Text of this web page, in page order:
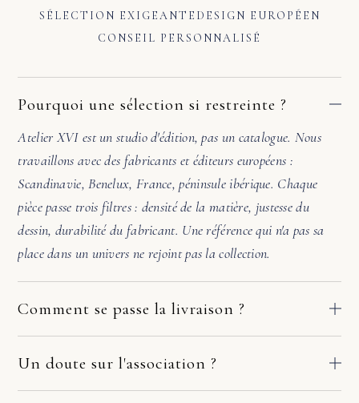
SÉLECTION EXIGEANTE DESIGN EUROPÉEN
CONSEIL PERSONNALISÉ
Pourquoi une sélection si restreinte ?
Atelier XVI est un studio d'édition, pas un catalogue. Nous
travaillons avec des fabricants et éditeurs européens :
Scandinavie, Benelux, France, péninsule ibérique. Chaque
pièce passe trois filtres : densité de la matière, justesse du
dessin, durabilité du fabricant. Une référence qui n'a pas sa
place dans un univers ne rejoint pas la collection.
Comment se passe la livraison ?
européens. Le délai dépend du fabricant et de votre adresse :
Un doute sur l'association ?